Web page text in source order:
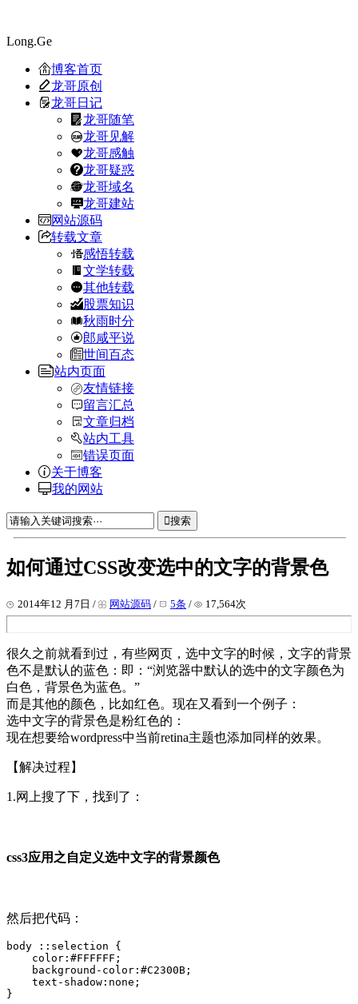
Long.Ge
博客首页
龙哥原创
龙哥日记
龙哥随笔
龙哥见解
龙哥感触
龙哥疑惑
龙哥域名
龙哥建站
网站源码
转载文章
感悟转载
文学转载
其他转载
股票知识
秋雨时分
郎咸平说
世间百态
站内页面
友情链接
留言汇总
文章归档
站内工具
错误页面
关于博客
我的网站
搜索
如何通过CSS改变选中的文字的背景色
2014年12 月7日 / 网站源码 / 5条 / 17,564次
很久之前就看到过，有些网页，选中文字的时候，文字的背景
色不是默认的蓝色：即：“浏览器中默认的选中的文字颜色为
白色，背景色为蓝色。”
而是其他的颜色，比如红色。现在又看到一个例子：
选中文字的背景色是粉红色的：
现在想要给wordpress中当前retina主题也添加同样的效果。
【解决过程】
1.网上搜了下，找到了：
css3应用之自定义选中文字的背景颜色
然后把代码：
body ::selection {
    color:#FFFFFF;
    background-color:#C2300B;
    text-shadow:none;
}